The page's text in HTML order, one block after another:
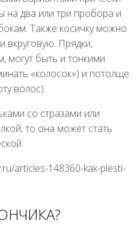
на два или три пробора и
Также косичку можно
вкруговую. Прядки,
могут быть и тонкими
«колосок») и потолще
волос).
со стразами или
то она может стать
articles-148360-kak-plesti-